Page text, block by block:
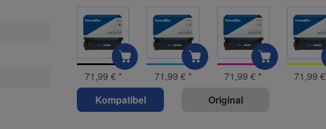
71,99 € * 71,99 € * 71,99 € * 71,99 €
Kompatibel
Original